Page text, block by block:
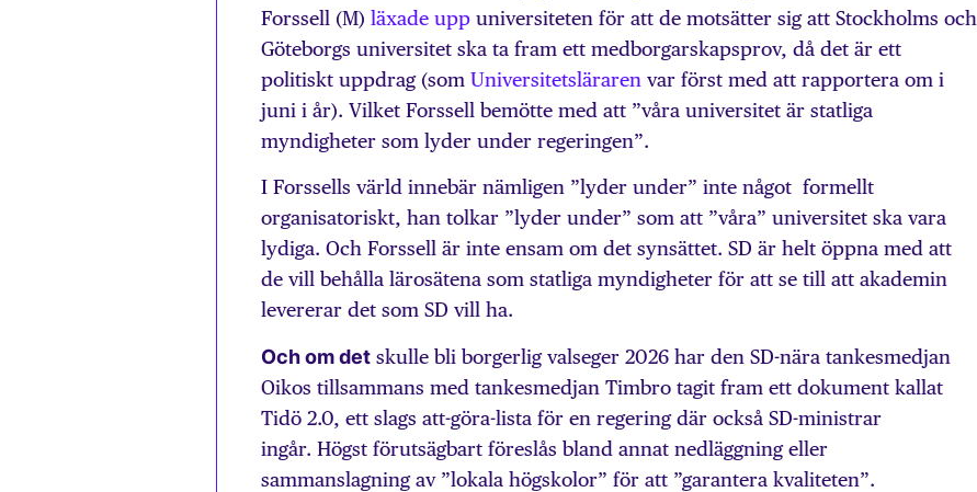
Forssell (M) läxade upp universiteten för att de motsätter sig att Stockholms och
Göteborgs universitet ska ta fram ett medborgarskapsprov, då det är ett
politiskt uppdrag (som Universitetsläraren var först med att rapportera om i
juni i år). Vilket Forssell bemötte med att ”våra universitet är statliga
myndigheter som lyder under regeringen”.
I Forssells värld innebär nämligen ”lyder under” inte något formellt
organisatoriskt, han tolkar ”lyder under” som att ”våra” universitet ska vara
lydiga. Och Forssell är inte ensam om det synsättet. SD är helt öppna med att
de vill behålla lärosätena som statliga myndigheter för att se till att akademin
levererar det som SD vill ha.
Och om det skulle bli borgerlig valseger 2026 har den SD-nära tankesmedjan
Oikos tillsammans med tankesmedjan Timbro tagit fram ett dokument kallat
Tidö 2.0, ett slags att-göra-lista för en regering där också SD-ministrar
ingår. Högst förutsägbart föreslås bland annat nedläggning eller
sammanslagning av ”lokala högskolor” för att ”garantera kvaliteten”.